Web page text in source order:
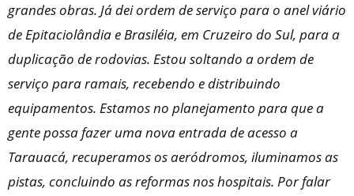
grandes obras. Já dei ordem de serviço para o anel viário
de Epitaciolândia e Brasiléia, em Cruzeiro do Sul, para a
duplicação de rodovias. Estou soltando a ordem de
serviço para ramais, recebendo e distribuindo
equipamentos. Estamos no planejamento para que a
gente possa fazer uma nova entrada de acesso a
Tarauacá, recuperamos os aeródromos, iluminamos as
pistas, concluindo as reformas nos hospitais. Por falar